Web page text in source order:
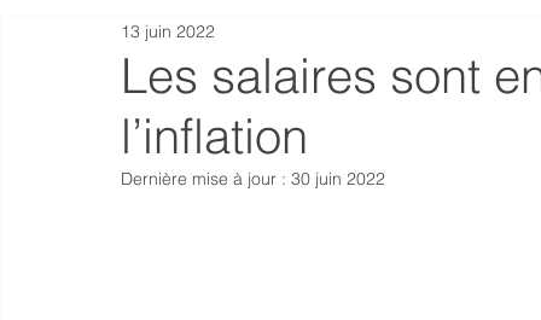
Les salaires sont
l’inflation
13 juin 2022
Dernière mise à jour : 30 juin 2022